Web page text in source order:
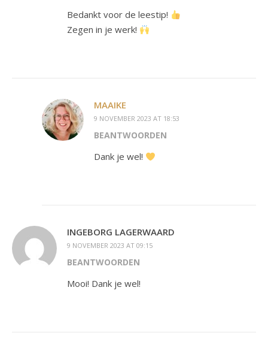
Bedankt voor de leestip!
Zegen in je werk!
MAAIKE
9 NOVEMBER 2023 AT 18:53
BEANTWOORDEN
Dank je wel!
INGEBORG LAGERWAARD
9 NOVEMBER 2023 AT 09:15
BEANTWOORDEN
Mooi! Dank je wel!